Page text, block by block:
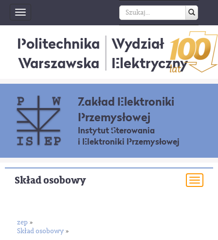
Toggle
navigation
Politechnika
Warszawska
Wydział
Elektryczny
Zakład Elektroniki
Przemysłowej
Instytut Sterowania
i Elektroniki Przemysłowej
Skład osobowy
zep »
Skład osobowy »